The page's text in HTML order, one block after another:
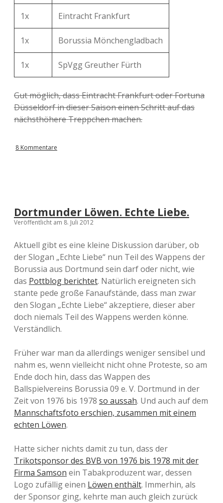
1x Eintracht Frankfurt
1x Borussia Mönchengladbach
1x SpVgg Greuther Fürth
Gut möglich, dass Eintracht Frankfurt oder Fortuna
Düsseldorf in dieser Saison einen Schritt auf das
nächsthöhere Treppchen machen.
8 Kommentare
Dortmunder Löwen. Echte Liebe.
Veröffentlicht am 8. Juli 2012
Aktuell gibt es eine kleine Diskussion darüber, ob
der Slogan „Echte Liebe“ nun Teil des Wappens der
Borussia aus Dortmund sein darf oder nicht, wie
das Pottblog berichtet. Natürlich ereigneten sich
stante pede große Fanaufstände, dass man zwar
den Slogan „Echte Liebe“ akzeptiere, dieser aber
doch niemals Teil des Wappens werden könne.
Verständlich.
Früher war man da allerdings weniger sensibel und
nahm es, wenn vielleicht nicht ohne Proteste, so am
Ende doch hin, dass das Wappen des
Ballspielvereins Borussia 09 e. V. Dortmund in der
Zeit von 1976 bis 1978 so aussah. Und auch auf dem
Mannschaftsfoto erschien, zusammen mit einem
echten Löwen.
Hatte sicher nichts damit zu tun, dass der
Trikotsponsor des BVB von 1976 bis 1978 mit der
Firma Samson ein Tabakproduzent war, dessen
Logo zufällig einen Löwen enthält. Immerhin, als
der Sponsor ging, kehrte man auch gleich zurück